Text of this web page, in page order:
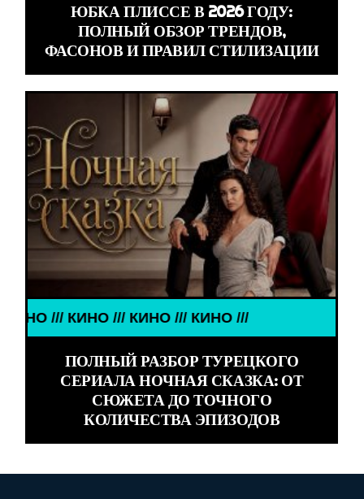
ЮБКА ПЛИССЕ В 2026 ГОДУ:
ПОЛНЫЙ ОБЗОР ТРЕНДОВ,
ФАСОНОВ И ПРАВИЛ СТИЛИЗАЦИИ
/// КИНО /// КИНО ///
ПОЛНЫЙ РАЗБОР ТУРЕЦКОГО
СЕРИАЛА НОЧНАЯ СКАЗКА: ОТ
СЮЖЕТА ДО ТОЧНОГО
КОЛИЧЕСТВА ЭПИЗОДОВ